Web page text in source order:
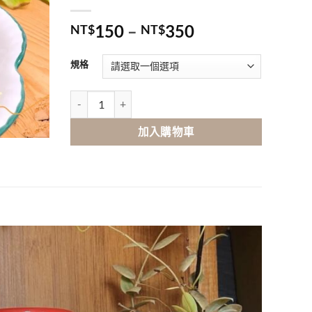
NT$150 – NT$350
規格
加入購物車